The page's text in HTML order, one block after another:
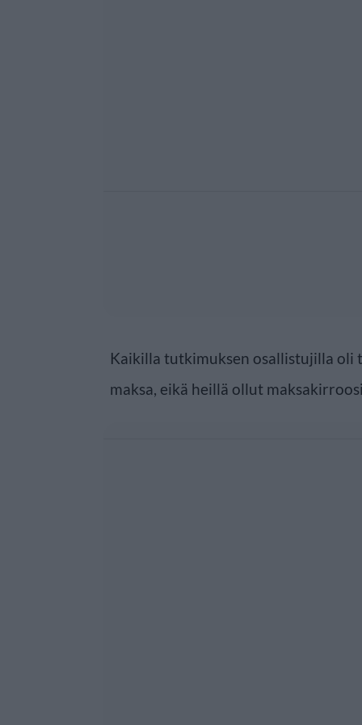
Kaikilla tutkimuksen osallistujilla oli
maksa, eikä heillä ollut